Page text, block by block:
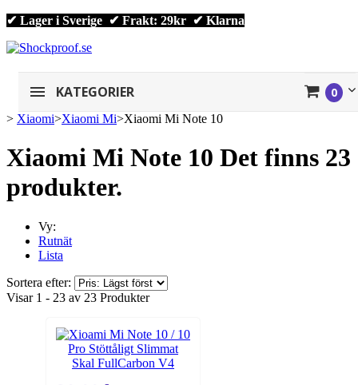
✔ Lager i Sverige ✔ Frakt: 29kr ✔ Klarna
KATEGORIER 0
> Xiaomi>Xiaomi Mi>Xiaomi Mi Note 10
Xiaomi Mi Note 10 Det finns 23
produkter.
Vy:
Rutnät
Lista
Sortera efter:
Visar 1 - 23 av 23 Produkter